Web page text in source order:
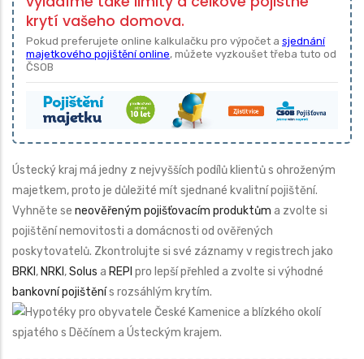
krytí vašeho domova.
Pokud preferujete online kalkulačku pro výpočet a sjednání
majetkového pojištění online, můžete vyzkoušet třeba tuto od
ČSOB
Ústecký kraj má jedny z nejvyšších podílů klientů s ohroženým
majetkem, proto je důležité mít sjednané kvalitní pojištění.
Vyhněte se neověřeným pojišťovacím produktům a zvolte si
pojištění nemovitosti a domácnosti od ověřených
poskytovatelů. Zkontrolujte si své záznamy v registrech jako
BRKI,NRKI,Solus a REPI pro lepší přehled a zvolte si výhodné
bankovní pojištěnís rozsáhlým krytím.